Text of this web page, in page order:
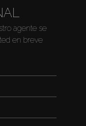
agente se
en breve